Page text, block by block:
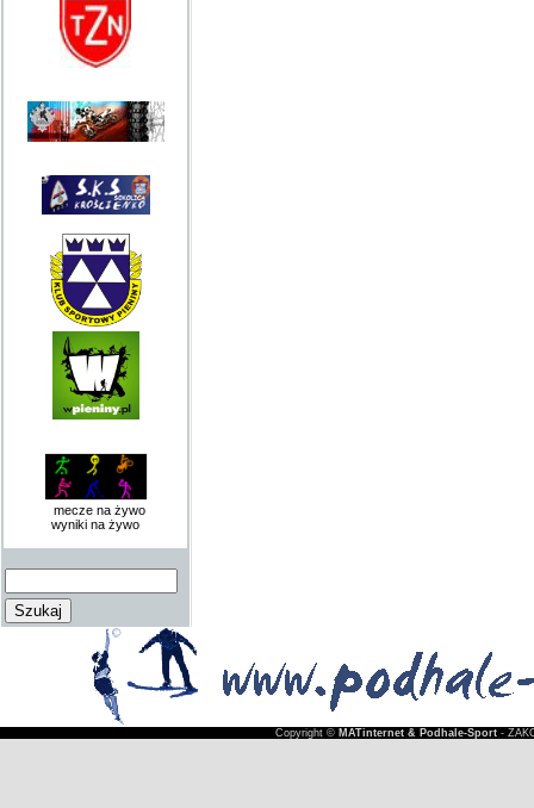
mecze na żywo
wyniki na żywo
Copyright © MATinternet & Podhale-Sport-